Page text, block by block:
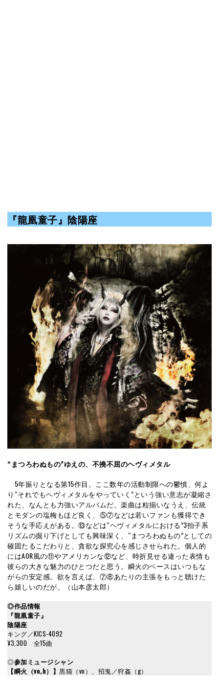
『龍凰童子』陰陽座
“まつろわぬもの”ゆえの、不撓不屈のヘヴィメタル
5年振りとなる第15作目。ここ数年の活動制限への鬱憤、何よ
り“それでもヘヴィメタルをやっていく”という強い意志が凝縮さ
れた、なんとも力強いアルバムだ。楽曲は粒揃いなうえ、伝統
とモダンの塩梅もほど良く、⑤⑦などは若いファンも獲得でき
そうな手応えがある。⑬などは“ヘヴィメタルにおける”3拍子系
リズムの掘り下げとしても興味深く、“まつろわぬもの”としての
確固たるこだわりと、貪欲な探究心を感じさせられた。個人的
にはAOR風の⑪やアメリカンな⑫など、時折見せる違った表情も
彼らの大きな魅力のひとつだと思う。瞬火のベースはいつもな
がらの安定感。欲を言えば、⑦⑧あたりの主張をもっと聴けた
ら嬉しいのだが。（山本彦太郎）
◎作品情報
『龍凰童子』
陰陽座
キング／KICS-4092
¥3,300 全15曲
◎参加ミュージシャン
【瞬火（vo,b）】 黒猫（vo）、招鬼／狩姦（g）